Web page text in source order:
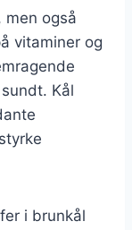
men også
vitaminer og
Kål
i brunkål